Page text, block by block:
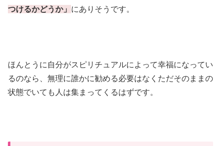
つけるかどうか」 にありそうです。
ほんとうに自分がスピリチュアルによって幸福になってい
るのなら、無理に誰かに勧める必要はなくただそのままの
状態でいても人は集まってくるはずです。